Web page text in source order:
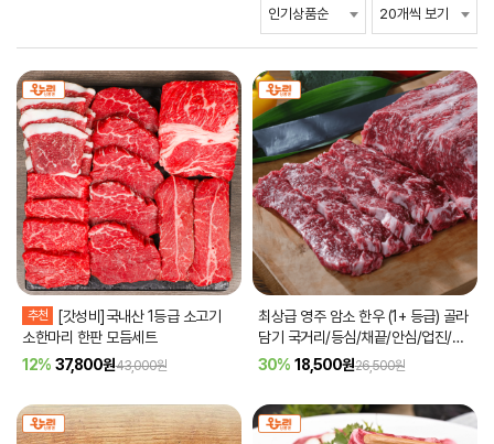
추천
[갓성비]국내산 1등급 소고기
소한마리 한판 모듬세트
12% 37,800원43,000원
최상급 영주 암소 한우 (1+ 등급) 골라
담기 국거리/등심/채끝/안심/업진/제
비추리 외
30% 18,500원26,500원